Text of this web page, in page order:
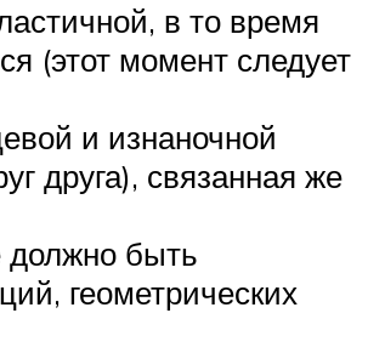
в то время
(этот момент следует
и изнаночной
друга), связанная же
должно быть
геометрических